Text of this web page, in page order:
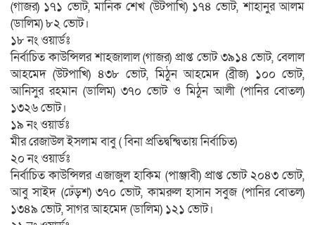
(গাজর) ১৭১ ভোট, মানিক শেখ (উটপাখি) ১৭৪ ভোট, শাহানুর আলম
(ডালিম) ৮২ ভোট।
১৮ নং ওয়ার্ডঃ
নির্বাচিত কাউন্সিলর শাহজালাল (গাজর) প্রাপ্ত ভোট ৩৯১৪ ভোট, বেলাল
আহমেদ (উটপাখি) ৪৩৮ ভোট, মিঠুন আহমেদ (ব্রীজ) ১০০ ভোট,
আনিসুর রহমান (ডালিম) ৩৭০ ভোট ও মিঠুন আলী (পানির বোতল)
১৩২৬ ভোট।
১৯ নং ওয়ার্ডঃ
মীর রেজাউল ইসলাম বাবু ( বিনা প্রতিদ্বন্দ্বিতায় নির্বাচিত)
২০ নং ওয়ার্ডঃ
নির্বাচিত কাউন্সিলর এজাজুল হাকিম (পাঞ্জাবী) প্রাপ্ত ভোট ২০৪৩ ভোট,
আবু সাইদ (ঢেঁড়শ) ৩৭০ ভোট, কামরুল হাসান সবুজ (পানির বোতল)
১৩৪৯ ভোট, সাগর আহমেদ (ডালিম) ১২১ ভোট।